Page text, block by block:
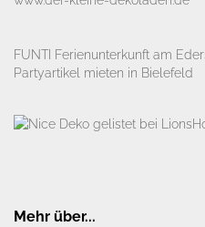
FUNTI Ferienunterkunft am
Partyartikel mieten in Bielefeld
Mehr über...